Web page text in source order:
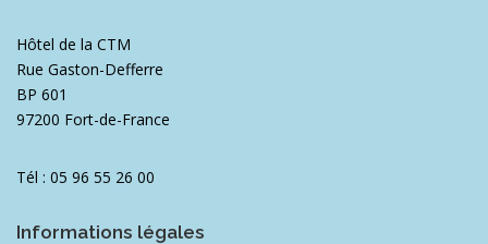
Hôtel de la CTM
Rue Gaston-Defferre
BP 601
97200 Fort-de-France
Tél : 05 96 55 26 00
Informations légales